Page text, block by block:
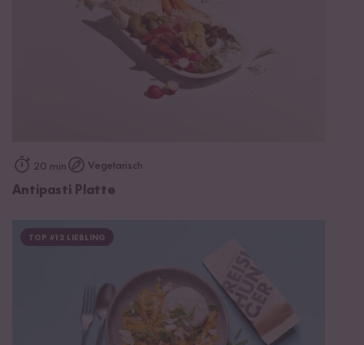
20 min Vegetarisch
Antipasti Platte
TOP #12 LIEBLING